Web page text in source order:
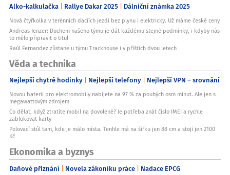
Alko-kalkulačka Rallye Dakar 2025 Dálniční známka 2025
Nová čtyřkolka v terénních daciích jezdí bez plynu i elektricky. Už máme české ceny
Andreas Jenzer: Duchem našeho týmu je dát každému stejné podmínky, i kdyby nás
to mělo připravit o titul
Raúl Fernandez zůstane u týmu Trackhouse i v příštích dvou letech
Věda a technika
Nejlepší chytré hodinky Nejlepší telefony Nejlepší VPN – srovnání
Novou baterii pro elektromobily nabijete na 97 % za pouhých osm minut. Ale jen s
megawattovým zdrojem
Co dělat, když ztratíte mobil na dovolené? Je potřeba znát číslo IMEI a rychle
zablokovat karty
Polovací stůl tam, kde je málo místa. Tenhle má na šířku jen 88 cm a stojí jen 2100
Kč
Ekonomika a byznys
Daňové přiznání Novela zákoníku práce Nadace EPCG